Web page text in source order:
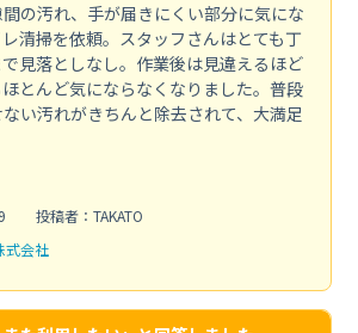
の汚れ、手が届きにくい部分に気にな
清掃を依頼。スタッフさんはとても丁
見落としなし。作業後は見違えるほど
とんど気にならなくなりました。普段
い汚れがきちんと除去されて、大満足
投稿者：TAKATO
式会社